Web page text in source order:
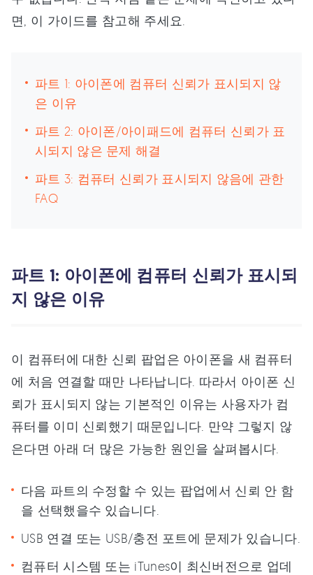
면, 이 가이드를 참고해 주세요.
파트 1: 아이폰에 컴퓨터 신뢰가 표시되지 않
은 이유
파트 2: 아이폰/아이패드에 컴퓨터 신뢰가 표
시되지 않은 문제 해결
파트 3: 컴퓨터 신뢰가 표시되지 않음에 관한
FAQ
파트 1: 아이폰에 컴퓨터 신뢰가 표시되
지 않은 이유
이 컴퓨터에 대한 신뢰 팝업은 아이폰을 새 컴퓨터
에 처음 연결할 때만 나타납니다. 따라서 아이폰 신
뢰가 표시되지 않는 기본적인 이유는 사용자가 컴
퓨터를 이미 신뢰했기 때문입니다. 만약 그렇지 않
은다면 아래 더 많은 가능한 원인을 살펴봅시다.
다음 파트의 수정할 수 있는 팝업에서 신뢰 안 함
을 선택했을수 있습니다.
USB 연결 또는 USB/충전 포트에 문제가 있습니다.
컴퓨터 시스템 또는 iTunes이 최신버전으로 업데